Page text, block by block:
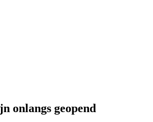
onlangs geopend